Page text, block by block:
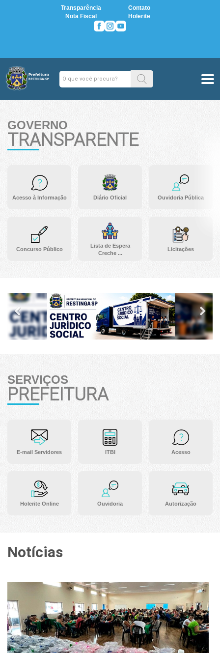
Transparência
Contato
Nota Fiscal
Holerite
GOVERNO
TRANSPARENTE
Acesso à Informação
Concurso Público
Diário Oficial
Lista de Espera
Creche ...
Ouvidoria Pública
Licitações
Previous
SERVIÇOS
PREFEITURA
E-mail Servidores
Holerite Online
ITBI
Ouvidoria
Acesso
Autorização
Notícias